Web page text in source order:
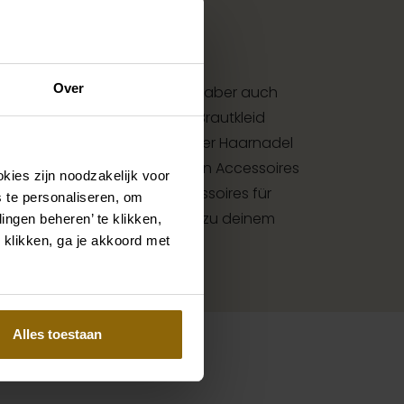
Over
zijn noodzakelijk voor
personaliseren, om
beheren’ te klikken,
klikken, ga je akkoord met
Alles toestaan
deinem Hochzeitskleid, aber auch
die genau zu deinem Brautkleid
Schleier, Haarband oder Haarnadel
ist erst mit passenden Accessoires
Accessoire-Shop mit Accessoires für
du die perfekte Ergänzung zu deinem